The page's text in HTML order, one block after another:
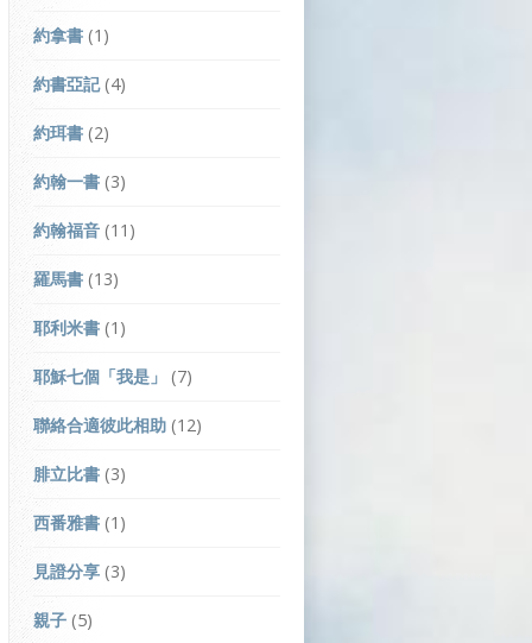
約拿書 (1)
約書亞記(4)
約珥書 (2)
約翰一書 (3)
約翰福音 (11)
羅馬書 (13)
耶利米書 (1)
耶穌七個「我是」 (7)
聯絡合適彼此相助 (12)
腓立比書 (3)
西番雅書 (1)
見證分享 (3)
親子 (5)